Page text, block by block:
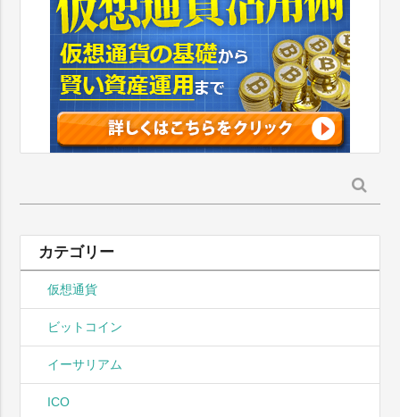
索:
カテゴリー
仮想通貨
ビットコイン
イーサリアム
ICO